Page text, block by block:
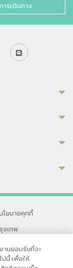
ารเดินทาง
โยบายคุกกี้
งเทพ
ระเทศไทย
ซต์ของเรา
านยอมรับที่จะ
นี้ เพื่อให้